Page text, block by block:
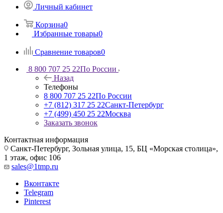
Личный кабинет
Корзина0
Избранные товары0
Сравнение товаров0
8 800 707 25 22По России
Назад
Телефоны
8 800 707 25 22По России
+7 (812) 317 25 22Санкт-Петербург
+7 (499) 450 25 22Москва
Заказать звонок
Контактная информация
Санкт-Петербург, Зольная улица, 15, БЦ «Морская столица»,
1 этаж, офис 106
sales@1tmp.ru
Вконтакте
Telegram
Pinterest